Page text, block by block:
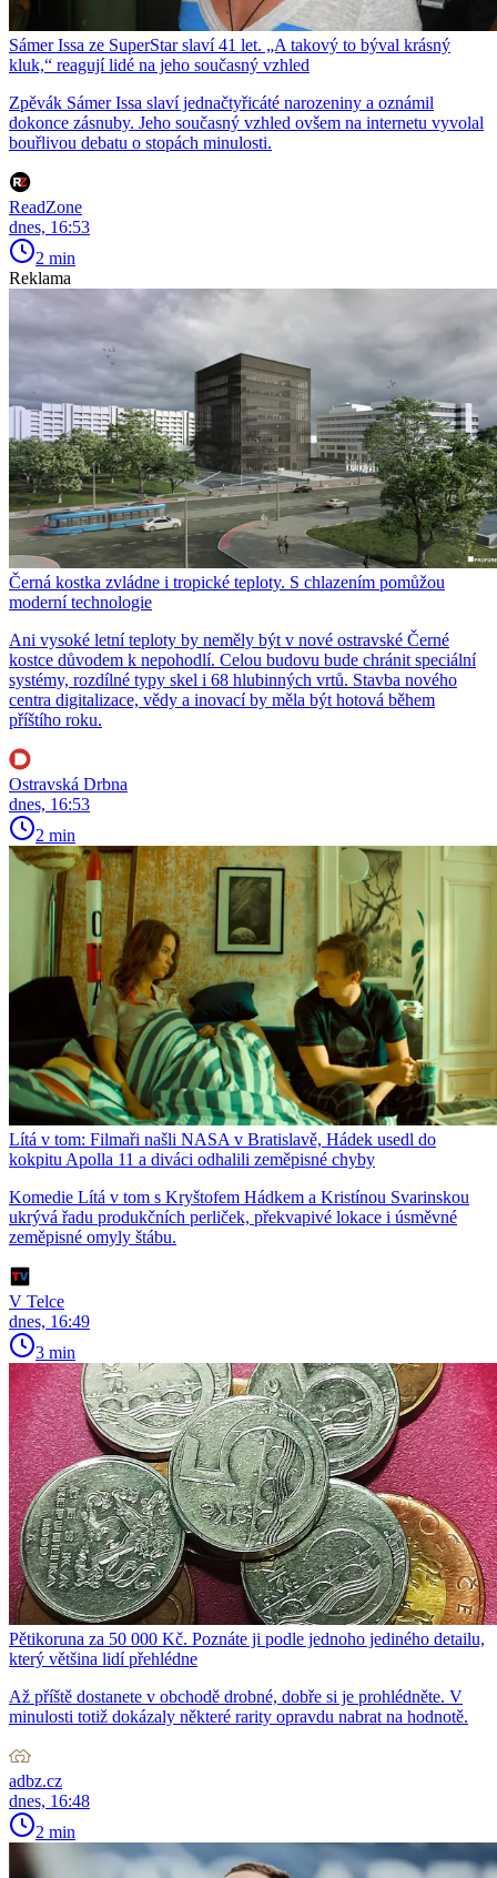
Sámer Issa ze SuperStar slaví 41 let. „A takový to býval krásný
kluk,“ reagují lidé na jeho současný vzhled
Zpěvák Sámer Issa slaví jednačtyřicáté narozeniny a oznámil
dokonce zásnuby. Jeho současný vzhled ovšem na internetu vyvolal
bouřlivou debatu o stopách minulosti.
ReadZone
dnes, 16:53
2 min
Reklama
Černá kostka zvládne i tropické teploty. S chlazením pomůžou
moderní technologie
Ani vysoké letní teploty by neměly být v nové ostravské Černé
kostce důvodem k nepohodlí. Celou budovu bude chránit speciální
systémy, rozdílné typy skel i 68 hlubinných vrtů. Stavba nového
centra digitalizace, vědy a inovací by měla být hotová během
příštího roku.
Ostravská Drbna
dnes, 16:53
2 min
Lítá v tom: Filmaři našli NASA v Bratislavě, Hádek usedl do
kokpitu Apolla 11 a diváci odhalili zeměpisné chyby
Komedie Lítá v tom s Kryštofem Hádkem a Kristínou Svarinskou
ukrývá řadu produkčních perliček, překvapivé lokace i úsměvné
zeměpisné omyly štábu.
V Telce
dnes, 16:49
3 min
Pětikoruna za 50 000 Kč. Poznáte ji podle jednoho jediného detailu,
který většina lidí přehlédne
Až příště dostanete v obchodě drobné, dobře si je prohlédněte. V
minulosti totiž dokázaly některé rarity opravdu nabrat na hodnotě.
adbz.cz
dnes, 16:48
2 min